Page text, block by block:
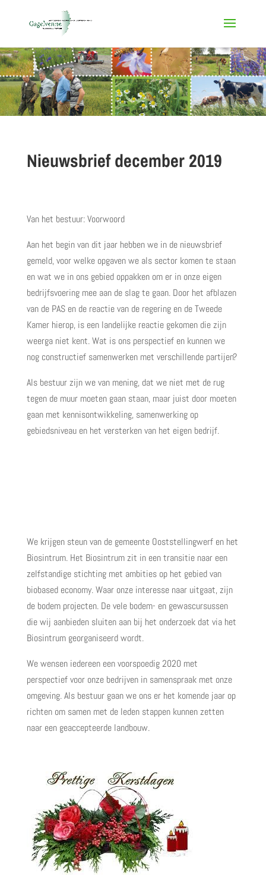
Nieuwsbrief december 2019
Van het bestuur: Voorwoord
Aan het begin van dit jaar hebben we in de nieuwsbrief
gemeld, voor welke opgaven we als sector komen te staan
en wat we in ons gebied oppakken om er in onze eigen
bedrijfsvoering mee aan de slag te gaan. Door het afblazen
van de PAS en de reactie van de regering en de Tweede
Kamer hierop, is een landelijke reactie gekomen die zijn
weerga niet kent. Wat is ons perspectief en kunnen we
nog constructief samenwerken met verschillende partijen?
Als bestuur zijn we van mening, dat we niet met de rug
tegen de muur moeten gaan staan, maar juist door moeten
gaan met kennisontwikkeling, samenwerking op
gebiedsniveau en het versterken van het eigen bedrijf.
We krijgen steun van de gemeente Ooststellingwerf en het
Biosintrum. Het Biosintrum zit in een transitie naar een
zelfstandige stichting met ambities op het gebied van
biobased economy. Waar onze interesse naar uitgaat, zijn
de bodem projecten. De vele bodem- en gewascursussen
die wij aanbieden sluiten aan bij het onderzoek dat via het
Biosintrum georganiseerd wordt.
We wensen iedereen een voorspoedig 2020 met
perspectief voor onze bedrijven in samenspraak met onze
omgeving. Als bestuur gaan we ons er het komende jaar op
richten om samen met de leden stappen kunnen zetten
naar een geaccepteerde landbouw.